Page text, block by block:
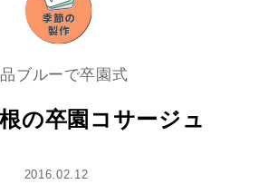
ブルーで卒園式
の卒園コサージュ
2016.02.12